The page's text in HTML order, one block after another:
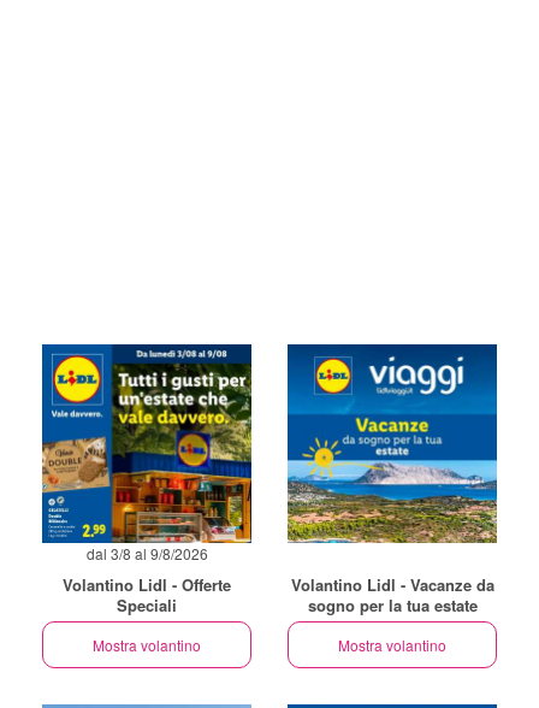
dal 3/8 al 9/8/2026
Volantino Lidl - Offerte
Speciali
Mostra volantino
Volantino Lidl - Vacanze da
sogno per la tua estate
Mostra volantino